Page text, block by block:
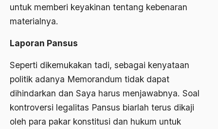
untuk memberi keyakinan tentang kebenaran
materialnya.
Laporan Pansus
Seperti dikemukakan tadi, sebagai kenyataan
politik adanya Memorandum tidak dapat
dihindarkan dan Saya harus menjawabnya. Soal
kontroversi legalitas Pansus biarlah terus dikaji
oleh para pakar konstitusi dan hukum untuk
Bangsa Sunda
Bangsa Tenggang Rasa
Bani Sadr
Banjar